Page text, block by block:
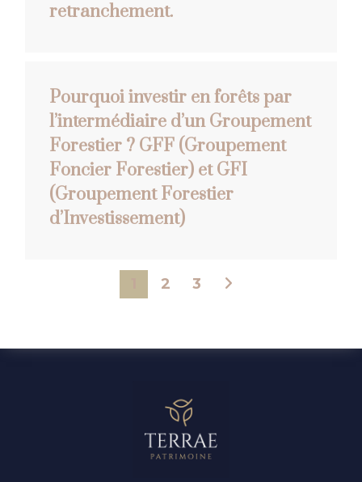
retranchement.
Pourquoi investir en forêts par
l’intermédiaire d’un Groupement
Forestier ? GFF (Groupement
Foncier Forestier) et GFI
(Groupement Forestier
d’Investissement)
2 3